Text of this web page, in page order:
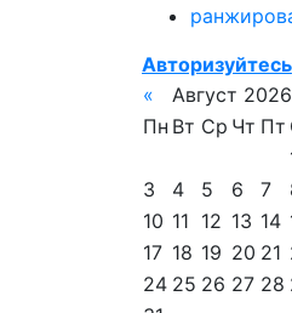
Авторизуйтесь
«
Август 2026
Пн Вт Ср Чт Пт
3
4 5 6 7
10 11 12 13 14
17 18 19 20 21
24 25 26 27 28